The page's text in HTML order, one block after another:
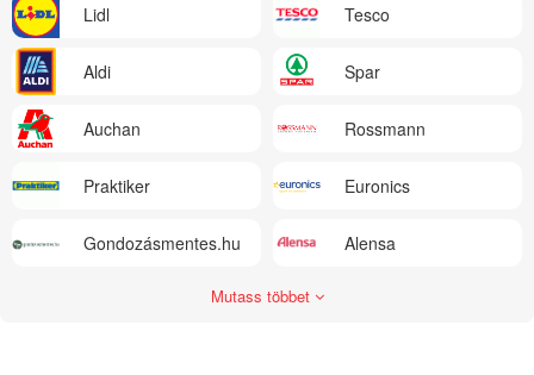
Lidl Tesco
Aldi Spar
Auchan Rossmann
Praktiker Euronics
Gondozásmentes.hu Alensa
Mutass többet